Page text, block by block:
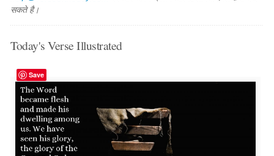
सकते है।
Today's Verse Illustrated
Save